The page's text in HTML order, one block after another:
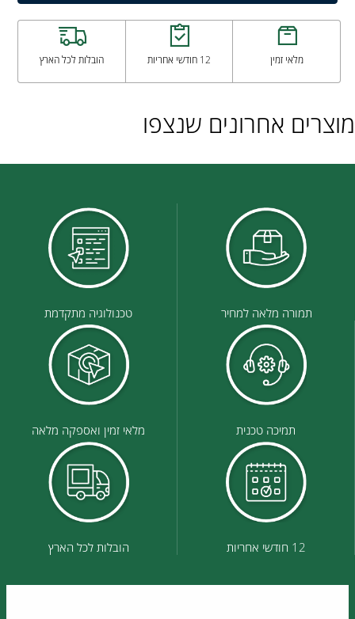
מלאי זמין 12 חודשי אחריות הובלות לכל הארץ
מוצרים אחרונים שנצפו
תמורה מלאה למחיר טכנולוגיה מתקדמת
תמיכה טכנית מלאי זמין ואספקה מלאה
12 חודשי אחריות הובלות לכל הארץ